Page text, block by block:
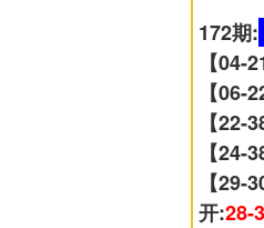
172期:
【04-
【06-
【22-
【24-
【29-
开:28-